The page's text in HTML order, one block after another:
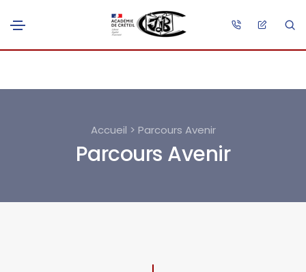
Accueil > Parcours Avenir
Parcours Avenir